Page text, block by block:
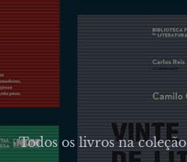
Todos os livros na coleção